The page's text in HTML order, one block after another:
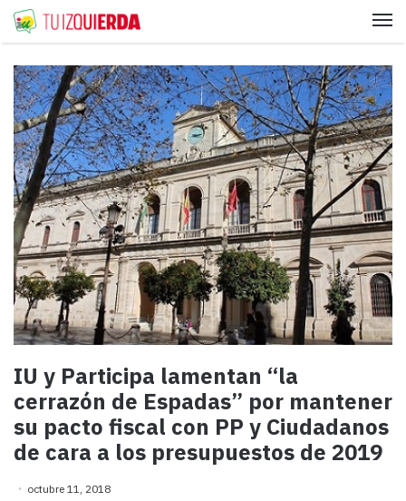
IU y Participa lamentan “la
cerrazón de Espadas” por mantener
su pacto fiscal con PP y Ciudadanos
de cara a los presupuestos de 2019
octubre 11, 2018